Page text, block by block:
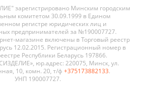
зарегистрировано Минским городским
комитетом 30.09.1999 в Едином
регистре юридических лиц и
предпринимателей за №190007727.
магазине включены в Торговый реестр
12.02.2015. Регистрационный номер в
Республики Беларусь 197866.
юр.адрес: 220075, Минск, ул.
10, комн. 20, т/ф +375173882133.
УНП 190007727.